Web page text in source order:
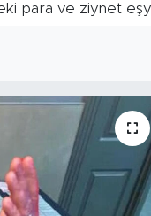
para ve ziynet